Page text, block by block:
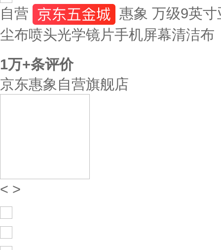
自营
惠象 万级9英
尘布喷头光学镜片手机屏幕清洁布
1万+条评价
京东惠象自营旗舰店
< >